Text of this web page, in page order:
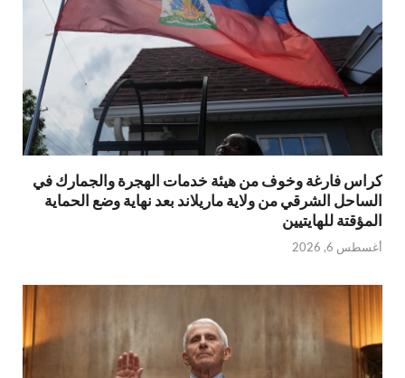
كراس فارغة وخوف من هيئة خدمات الهجرة والجمارك في
الساحل الشرقي من ولاية ماريلاند بعد نهاية وضع الحماية
المؤقتة للهايتيين
أغسطس 6, 2026